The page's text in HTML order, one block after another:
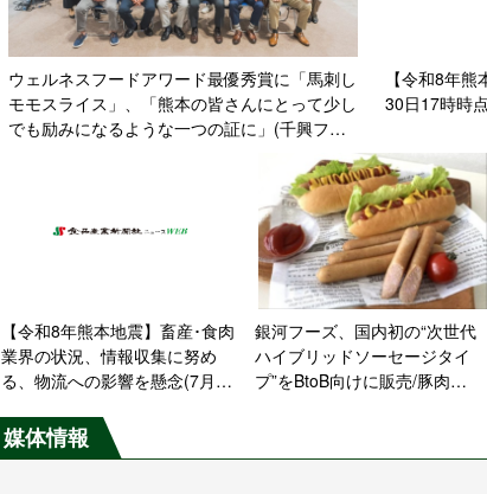
ウェルネスフードアワード最優秀賞に「馬刺し
モモスライス」、「熊本の皆さんにとって少し
でも励みになるような一つの証に」(千興ファ
【令和8年
30日17時時
【令和8年熊本地震】畜産･食肉
業界の状況、情報収集に努め
る、物流への影響を懸念(7月29
銀河フーズ、国内初の“次世代
ハイブリッドソーセージタイ
プ”をBtoB向けに販売/豚肉
両立
媒体情報